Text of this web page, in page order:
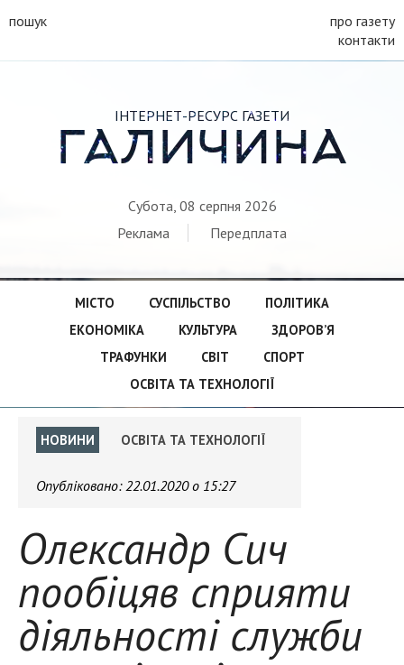
пошук
про газету
контакти
ІНТЕРНЕТ-РЕСУРС ГАЗЕТИ
ГАЛИЧИНА
Субота, 08 серпня 2026
Реклама
Передплата
МІСТО СУСПІЛЬСТВО
ПОЛІТИКА
ЕКОНОМІКА
КУЛЬТУРА
ЗДОРОВ’Я
ТРАФУНКИ
СВІТ
СПОРТ
ОСВІТА ТА ТЕХНОЛОГІЇ
НОВИНИ ОСВІТА ТА ТЕХНОЛОГІЇ
Опубліковано:22.01.2020 о 15:27
Олександр Сич
пообіцяв сприяти
діяльності служби